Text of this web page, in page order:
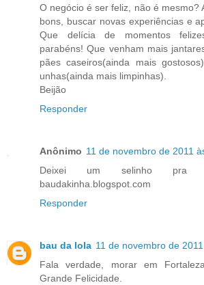
O negócio é ser feliz, não é mesmo?
bons, buscar novas experiências e
Que delícia de momentos
parabéns! Que venham mais
pães caseiros(ainda mais
unhas(ainda mais limpinhas).
Beijão
Responder
Anônimo 11 de novembro de 2011
Deixei um selinho pra
baudakinha.blogspot.com
Responder
bau da lola 11 de novembro de
Fala verdade, morar em
Grande Felicidade.